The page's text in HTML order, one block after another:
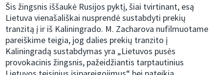
Šis žingsnis iššaukė Rusijos pyktį, šiai tvirtinant, esą
Lietuva vienašališkai nusprendė sustabdyti prekių
tranzitą į ir iš Kaliningrado. M. Zacharova nufilmuotame
pareiškime teigia, jog dalies prekių tranzito į
Kaliningradą sustabdymas yra „Lietuvos pusės
provokacinis žingsnis, pažeidžiantis tarptautinius